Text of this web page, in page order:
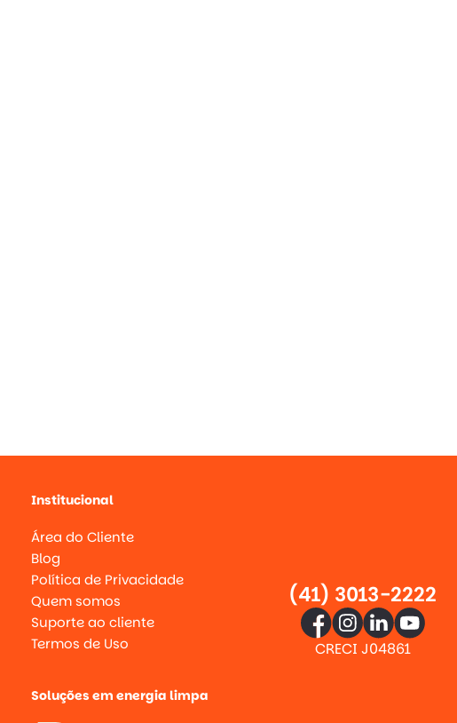
Institucional
Área do Cliente
Blog
Política de Privacidade
Quem somos
Suporte ao cliente
Termos de Uso
Soluções em energia limpa
(41) 3013-2222
CRECI J04861